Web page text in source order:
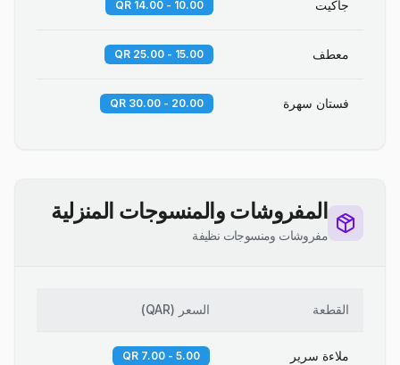
جاكيت 10.00 - 14.00 QR
معطف 15.00 - 25.00 QR
فستان سهرة 20.00 - 30.00 QR
المفروشات والمنسوجات المنزلية
مفروشات ومنسوجات نظيفة
القطعة السعر (
QAR
)
ملاءة سرير 5.00 - 7.00 QR